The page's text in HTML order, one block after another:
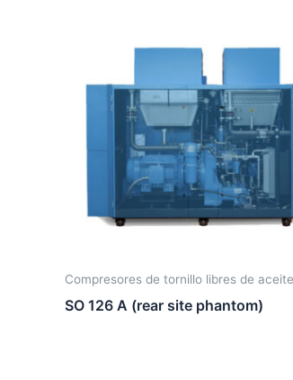
Compresores de tornillo libres de aceite
SO 126 A (rear site phantom)